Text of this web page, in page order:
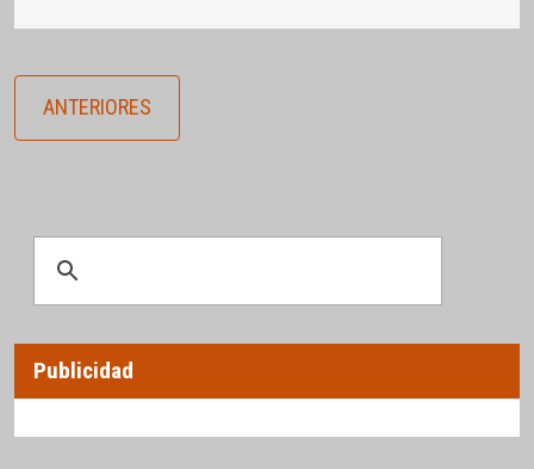
ANTERIORES
Publicidad